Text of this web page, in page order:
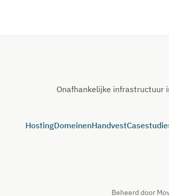
Onafhankelijke infrastructuur
HostingDomeinenHandvest
Beheerd door